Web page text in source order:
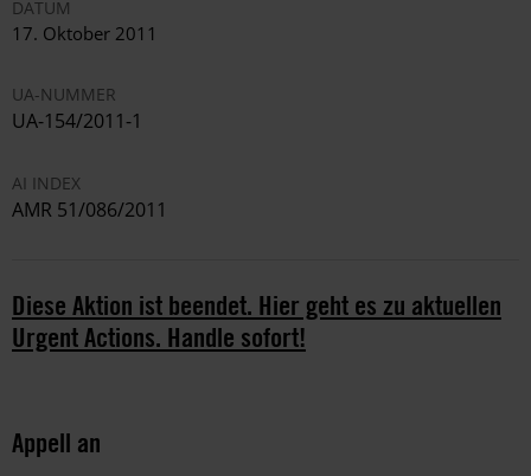
DATUM
17. Oktober 2011
UA-NUMMER
UA-154/2011-1
AI INDEX
AMR 51/086/2011
Diese Aktion ist beendet. Hier geht es zu aktuellen
Urgent Actions. Handle sofort!
Appell an